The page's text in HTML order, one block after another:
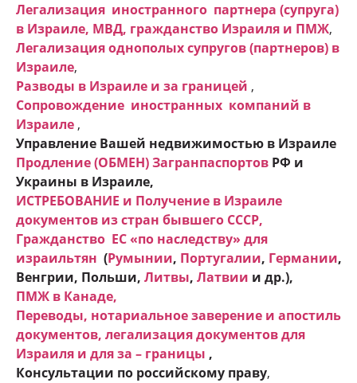
Легализация иностранного партнера (супруга)
в Израиле, МВД, гражданство Израиля и ПМЖ,
Легализация однополых супругов (партнеров) в
Израиле,
Разводы в Израиле и за границей ,
Сопровождение иностранных компаний в
Израиле ,
Управление Вашей недвижимостью в Израиле
Продление (ОБМЕН) Загранпаспортов РФ и
Украины в Израиле,
ИСТРЕБОВАНИЕ и Получение в Израиле
документов из стран бывшего СССР,
Гражданство ЕC «по наследству» для
израильтян (Румынии, Португалии, Германии,
Венгрии, Польши, Литвы, Латвии и др.),
ПМЖ в Канаде,
Переводы, нотариальное заверение и апостиль
документов, легализация документов для
Израиля и для за – границы ,
Консультации по российскому праву,